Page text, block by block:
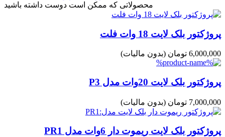
محصولاتی که ممکن است دوست داشته باشید
پروژکتور بلک لایت 18 وات فلت
6,000,000 تومان (بدون مالیات)
پروژکتور بلک لایت 20وات مدل P3
7,000,000 تومان (بدون مالیات)
پروژکتور بلک لایت ریموت دار 6وات مدل PR1